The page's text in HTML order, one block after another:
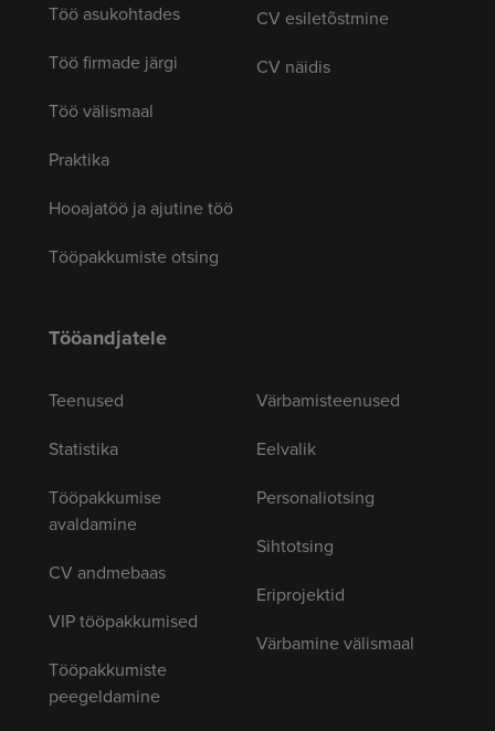
Töö asukohtades
Töö firmade järgi
Töö välismaal
Praktika
Hooajatöö ja ajutine töö
Tööpakkumiste otsing
CV esiletõstmine
CV näidis
Tööandjatele
Teenused
Statistika
Tööpakkumise
avaldamine
CV andmebaas
VIP tööpakkumised
Tööpakkumiste
peegeldamine
Värbamisteenused
Eelvalik
Personaliotsing
Sihtotsing
Eriprojektid
Värbamine välismaal